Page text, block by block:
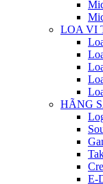
LOA VI
HÃNG
E-